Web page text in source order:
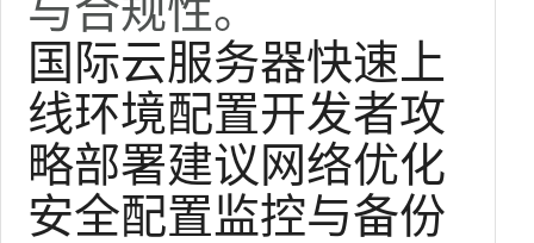
与合规性。
国际云服务器快速上
线环境配置开发者攻
略部署建议 网络优化
安全配置监控与备份